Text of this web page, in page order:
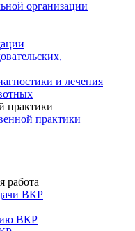
организации
и лечения
практики
практики
работа
ВКР
ВКР